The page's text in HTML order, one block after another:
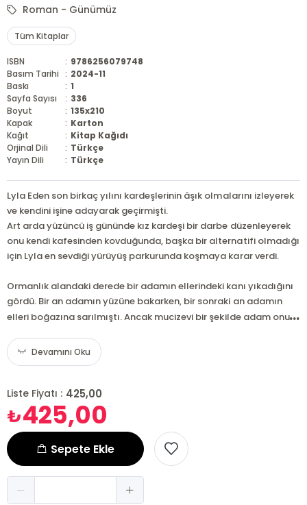
Roman - Günümüz
Tüm Kitaplar
ISBN : 9786256079748
Basım Tarihi : 2024-11
Baskı
: 1
Sayfa Sayısı
: 336
Boyut
: 135x210
Kapak
: Karton
Kağıt
: Kitap Kağıdı
Orjinal Dili
: Türkçe
Yayın Dili
: Türkçe
Lyla Eden son birkaç yılını kardeşlerinin âşık olmalarını izleyerek
ve kendini işine adayarak geçirmişti.
Art arda yüzüncü iş gününde kız kardeşi bir darbe düzenleyerek
onu kendi kafesinden kovduğunda, başka bir alternatifi olmadığı
için Lyla en sevdiği yürüyüş parkurunda koşmaya karar verdi.
Ormanlık alandaki derede bir adamın ellerindeki kanı yıkadığını
gördü. Bir an adamın yüzüne bakarken, bir sonraki an adamın
elleri boğazına sarılmıştı. Ancak mucizevi bir şekilde adam onu...
Devamını Oku
Liste Fiyatı : 425,00
₺425,00
Sepete Ekle